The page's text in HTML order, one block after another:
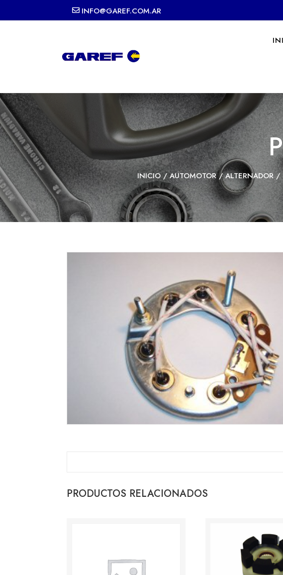
INFO@GAREF.COM.AR
INICIO/AUTOMOTOR/ALTERNADOR/
PRODUCTOS RELACIONADOS